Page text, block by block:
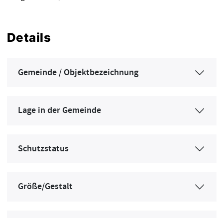
Details
Gemeinde / Objektbezeichnung
Lage in der Gemeinde
Schutzstatus
Größe/Gestalt